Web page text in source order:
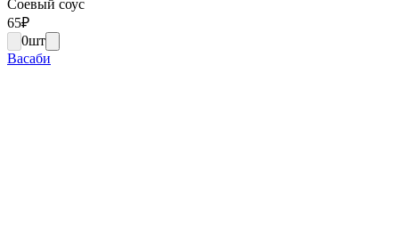
Соевый соус
65₽
0шт
Васаби